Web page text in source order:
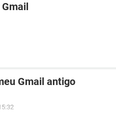
Gmail antigo